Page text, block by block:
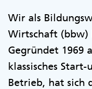
Wir als
Wirtschaft (bbw)
Gegründet 1969
klassisches
Betrieb, hat sich